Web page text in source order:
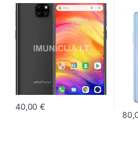
40,00€
This product has multiple variants.